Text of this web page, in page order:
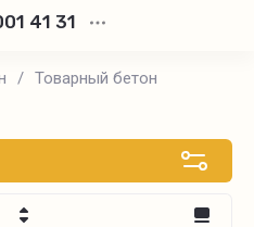
41 31
/ Товарный бетон